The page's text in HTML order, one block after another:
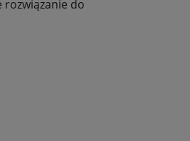
rozwiązanie do